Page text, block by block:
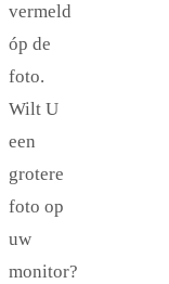
vermeld
óp de
foto.
Wilt U
een
grotere
foto op
uw
monitor?